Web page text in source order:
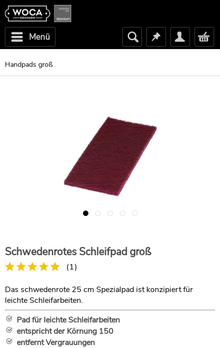
Menü
Handpads groß
Schwedenrotes Schleifpad groß
(1)
Das schwedenrote 25 cm Spezialpad ist konzipiert für
leichte Schleifarbeiten.
Pad für leichte Schleifarbeiten
entspricht der Körnung 150
entfernt Vergrauungen